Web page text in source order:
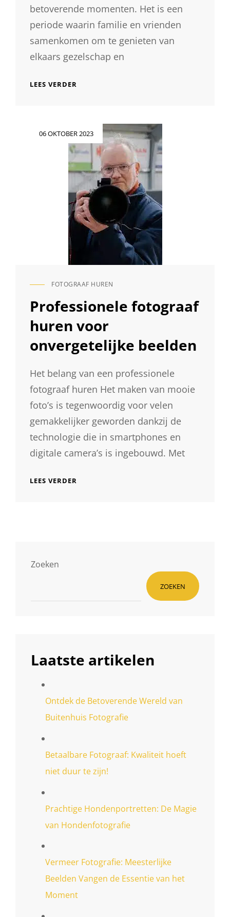
betoverende momenten. Het is een
periode waarin familie en vrienden
samenkomen om te genieten van
elkaars gezelschap en
LEES VERDER
VAN
HET
SEIZOEN
06 OKTOBER 2023
CAT
FOTOGRAAF HUREN
Professionele fotograaf
huren voor
onvergetelijke beelden
Het belang van een professionele
fotograaf huren Het maken van mooie
foto’s is tegenwoordig voor velen
gemakkelijker geworden dankzij de
technologie die in smartphones en
digitale camera’s is ingebouwd. Met
LEES VERDER
Zoeken
ZOEKEN
Laatste artikelen
Ontdek de Betoverende Wereld van
Buitenhuis Fotografie
Betaalbare Fotograaf: Kwaliteit hoeft
niet duur te zijn!
Prachtige Hondenportretten: De Magie
van Hondenfotografie
Vermeer Fotografie: Meesterlijke
Beelden Vangen de Essentie van het
Moment